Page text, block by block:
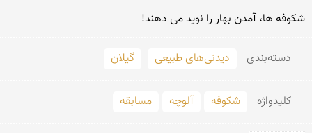
شکوفه ها، آمدن بهار را نوید می دهند!
دسته‌بندی دیدنی‌های طبیعی گیلان
کلید‌واژه شکوفه آلوچه مسابقه